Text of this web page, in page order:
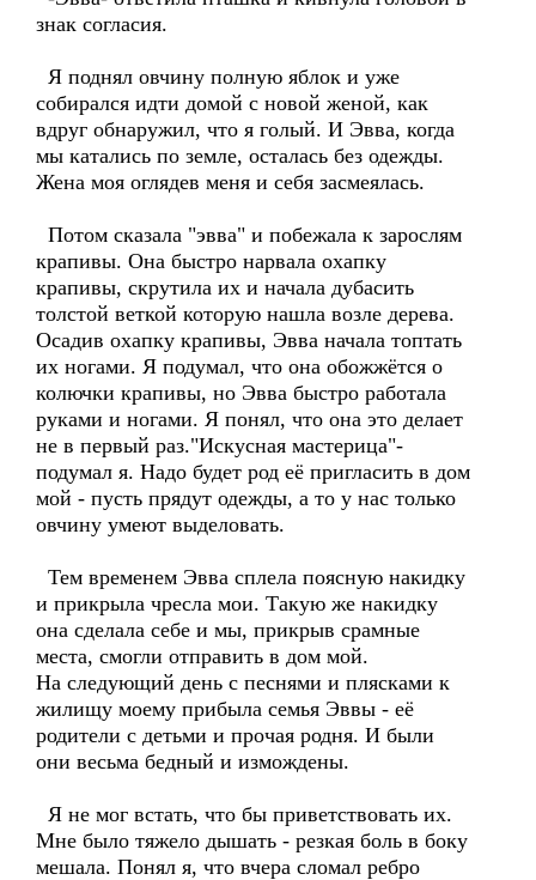
знак согласия.
Я поднял овчину полную яблок и уже
собирался идти домой с новой женой, как
вдруг обнаружил, что я голый. И Эвва, когда
мы катались по земле, осталась без одежды.
Жена моя оглядев меня и себя засмеялась.
Потом сказала "эвва" и побежала к зарослям
крапивы. Она быстро нарвала охапку
крапивы, скрутила их и начала дубасить
толстой веткой которую нашла возле дерева.
Осадив охапку крапивы, Эвва начала топтать
их ногами. Я подумал, что она обожжётся о
колючки крапивы, но Эвва быстро работала
руками и ногами. Я понял, что она это делает
не в первый раз."Искусная мастерица"-
подумал я. Надо будет род её пригласить в дом
мой - пусть прядут одежды, а то у нас только
овчину умеют выделовать.
Тем временем Эвва сплела поясную накидку
и прикрыла чресла мои. Такую же накидку
она сделала себе и мы, прикрыв срамные
места, смогли отправить в дом мой.
На следующий день с песнями и плясками к
жилищу моему прибыла семья Эввы - её
родители с детьми и прочая родня. И были
они весьма бедный и измождены.
Я не мог встать, что бы приветствовать их.
Мне было тяжело дышать - резкая боль в боку
мешала. Понял я, что вчера сломал ребро